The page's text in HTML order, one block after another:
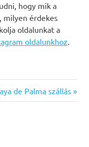
hogy mik a
milyen érdekes
oldalunkat a
oldalunkhoz.
de Palma szállás